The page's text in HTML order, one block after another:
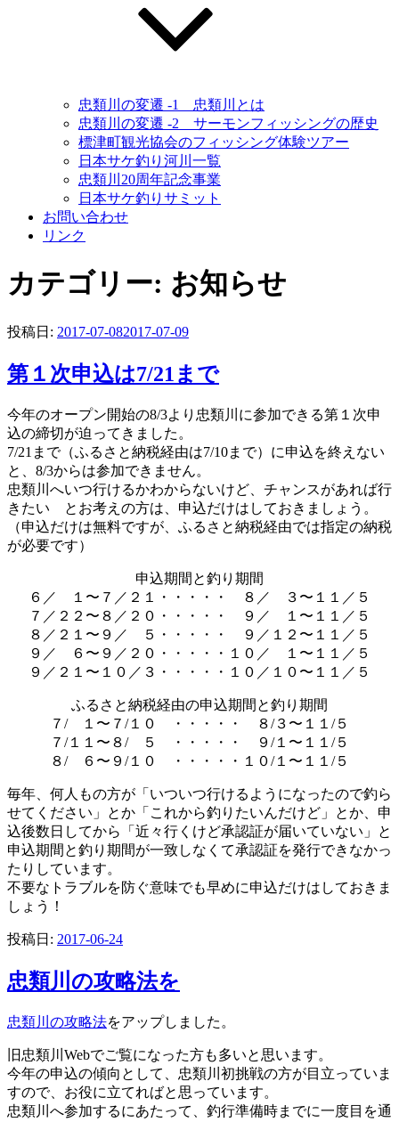
忠類川の変遷 -1 忠類川とは
忠類川の変遷 -2 サーモンフィッシングの歴史
標津町観光協会のフィッシング体験ツアー
日本サケ釣り河川一覧
忠類川20周年記念事業
日本サケ釣りサミット
お問い合わせ
リンク
カテゴリー: お知らせ
投稿日: 2017-07-082017-07-09
第１次申込は7/21まで
今年のオープン開始の8/3より忠類川に参加できる第１次申
込の締切が迫ってきました。
7/21まで（ふるさと納税経由は7/10まで）に申込を終えない
と、8/3からは参加できません。
忠類川へいつ行けるかわからないけど、チャンスがあれば行
きたい とお考えの方は、申込だけはしておきましょう。
（申込だけは無料ですが、ふるさと納税経由では指定の納税
が必要です）
申込期間と釣り期間
６／ １〜７／２１・・・・・ ８／ ３〜１１／５
７／２２〜８／２０・・・・・ ９／ １〜１１／５
８／２１〜９／ ５・・・・・ ９／１２〜１１／５
９／ ６〜９／２０・・・・・１０／ １〜１１／５
９／２１〜１０／３・・・・・１０／１０〜１１／５
ふるさと納税経由の申込期間と釣り期間
７/ １〜７/１０ ・・・・・ ８/３〜１１/５
７/１１〜８/ ５ ・・・・・ ９/１〜１１/５
８/ ６〜９/１０ ・・・・・１０/１〜１１/５
毎年、何人もの方が「いついつ行けるようになったので釣ら
せてください」とか「これから釣りたいんだけど」とか、申
込後数日してから「近々行くけど承認証が届いていない」と
申込期間と釣り期間が一致しなくて承認証を発行できなかっ
たりしています。
不要なトラブルを防ぐ意味でも早めに申込だけはしておきま
しょう！
投稿日: 2017-06-24
忠類川の攻略法を
忠類川の攻略法をアップしました。
旧忠類川Webでご覧になった方も多いと思います。
今年の申込の傾向として、忠類川初挑戦の方が目立っていま
すので、お役に立てればと思っています。
忠類川へ参加するにあたって、釣行準備時までに一度目を通